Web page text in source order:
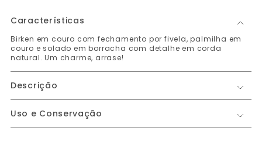
Características
Birken em couro com fechamento por fivela, palmilha em
couro e solado em borracha com detalhe em corda
natural. Um charme, arrase!
Descrição
Uso e Conservação